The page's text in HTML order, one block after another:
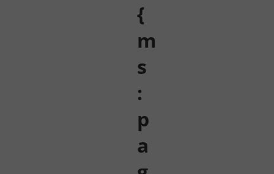
{
m
s
:
p
a